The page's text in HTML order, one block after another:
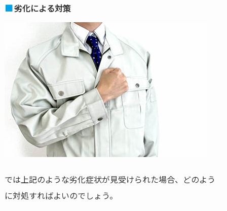
劣化による対策
では上記のような劣化症状が見受けられた場合、どのよう
に対処すればよいのでしょう。